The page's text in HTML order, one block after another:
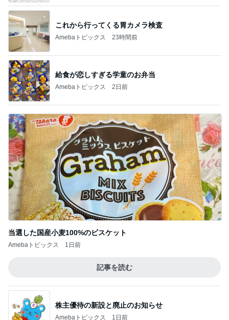
これから行ってくる胃カメラ検査
Amebaトピックス 23時間前
給食が恋しすぎる学童のお弁当
Amebaトピックス 2日前
当選した国産小麦100%のビスケット
Amebaトピックス 1日前
記事を読む
株主優待の新設と廃止のお知らせ
Amebaトピックス 1日前